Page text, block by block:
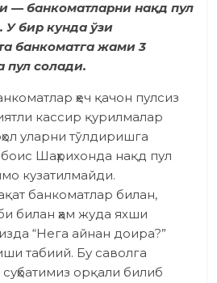
— банкоматларни нақд пул
бир кунда ўзи
банкоматга жами 3
пул солади.
ҳеч қачон пулсиз
кассир қурилмалар
уларни тўлдиришга
Шаҳрихонда нақд пул
кузатилмайди.
банкоматлар билан,
билан ҳам жуда яхши
“Нега айнан доира?”
табиий. Бу саволга
орқали билиб